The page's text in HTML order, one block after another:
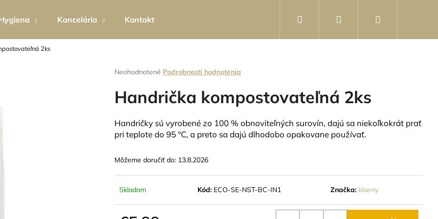
Kancelária Kontakt Prihlásenie
2ks
Priemerné
produktu
je
5
hviezdičiek.
Neohodnotené Podrobnosti hodnotenia
Handrička kompostovateľná 2ks
Handričky sú vyrobené zo 100 % obnoviteľných surovín, dajú sa niekoľkokrát prať
pri teplote do 95 °C, a preto sa dajú dlhodobo opakovane používať.
Môžeme doručiť do: 13.8.2026
Skladom Kód: ECO-SE-NST-BC-IN1 Značka: klaeny
Čo potrebujete nájsť?
HĽADAŤ
TEKUTÉ MYDLO V PRÁŠKU - SAUSE